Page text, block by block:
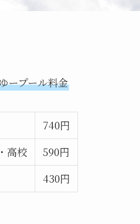
ープール料金
740円
高校
590円
430円